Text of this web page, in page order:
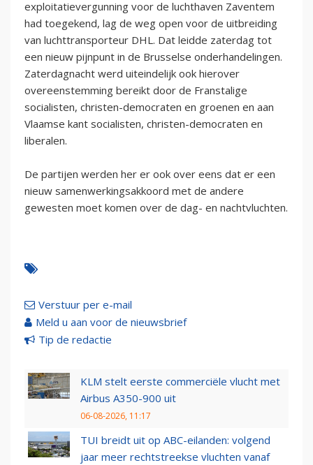
exploitatievergunning voor de luchthaven Zaventem
had toegekend, lag de weg open voor de uitbreiding
van luchttransporteur DHL. Dat leidde zaterdag tot
een nieuw pijnpunt in de Brusselse onderhandelingen.
Zaterdagnacht werd uiteindelijk ook hierover
overeenstemming bereikt door de Franstalige
socialisten, christen-democraten en groenen en aan
Vlaamse kant socialisten, christen-democraten en
liberalen.
De partijen werden her er ook over eens dat er een
nieuw samenwerkingsakkoord met de andere
gewesten moet komen over de dag- en nachtvluchten.
Verstuur per e-mail
Meld u aan voor de nieuwsbrief
Tip de redactie
KLM stelt eerste commerciële vlucht met
Airbus A350-900 uit
06-08-2026, 11:17
TUI breidt uit op ABC-eilanden: volgend
jaar meer rechtstreekse vluchten vanaf